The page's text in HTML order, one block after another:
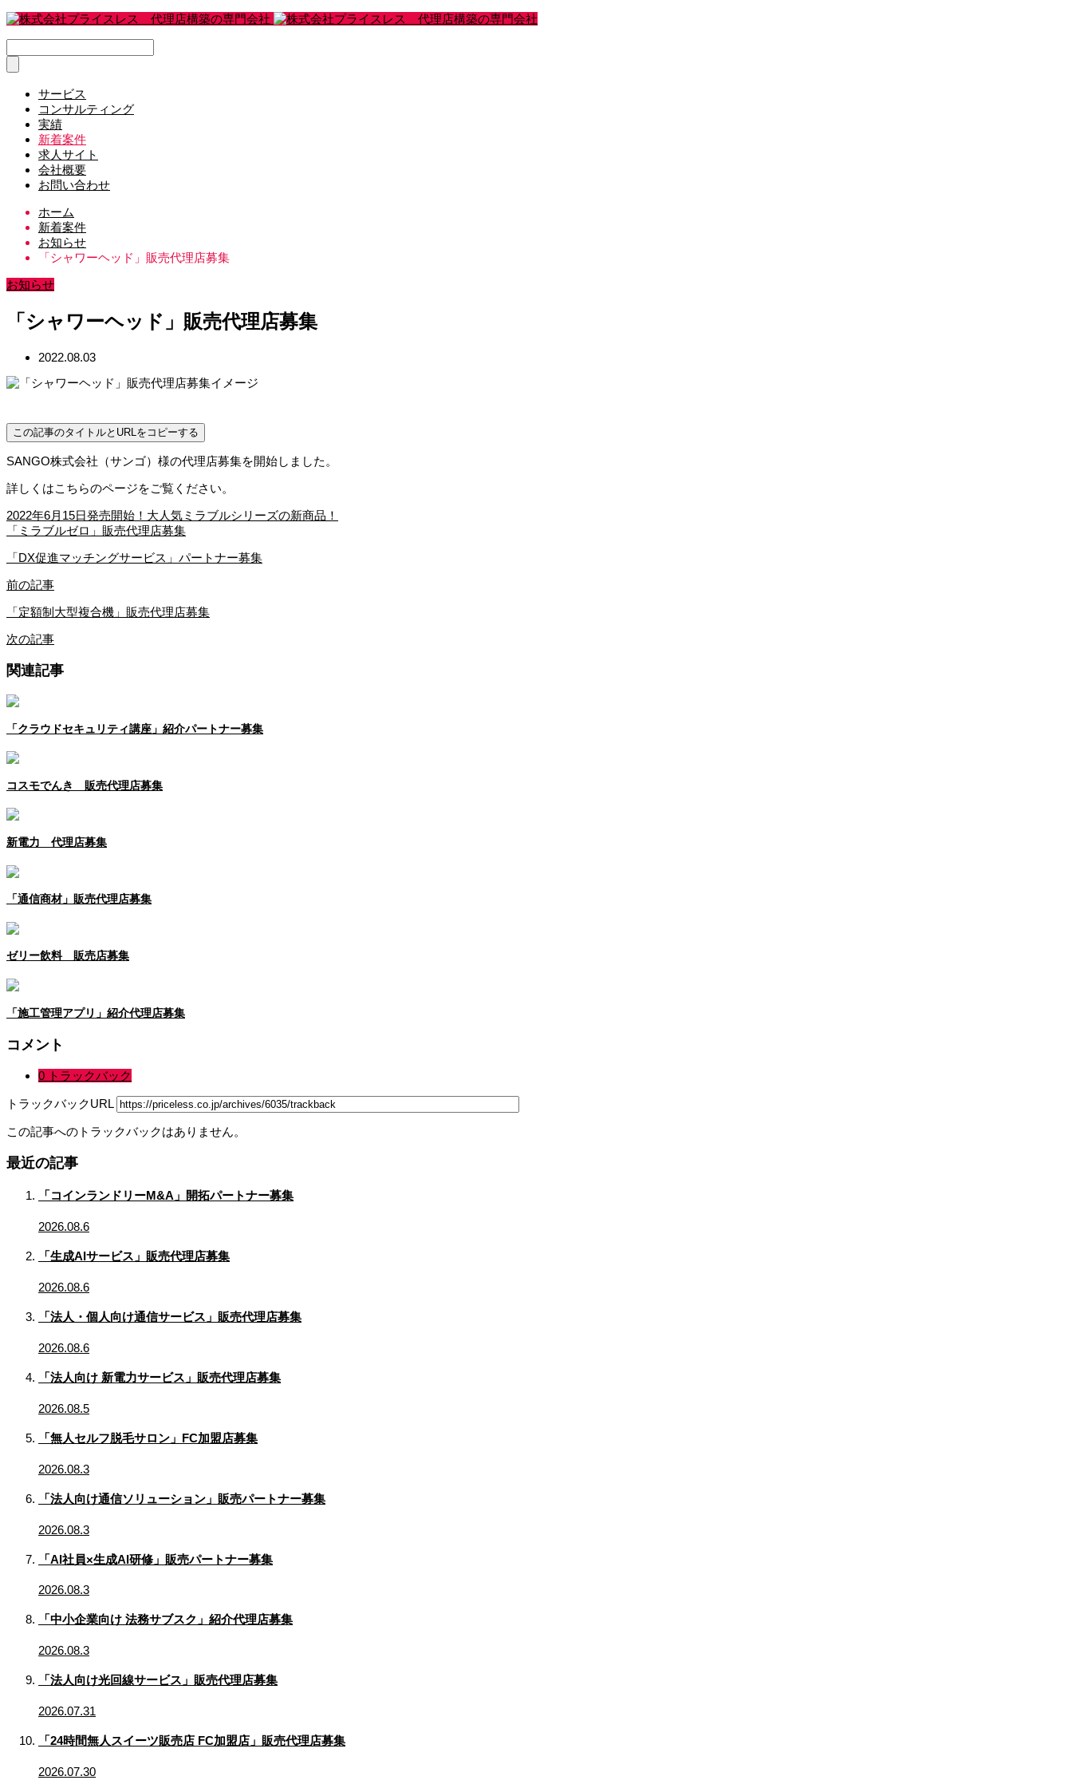
サービス
コンサルティング
実績
新着案件
求人サイト
会社概要
お問い合わせ
ホーム
新着案件
お知らせ
「シャワーヘッド」販売代理店募集
お知らせ
「シャワーヘッド」販売代理店募集
2022.08.03
この記事のタイトルとURLをコピーする
SANGO株式会社（サンゴ）様の代理店募集を開始しました。
詳しくはこちらのページをご覧ください。
2022年6月15日発売開始！大人気ミラブルシリーズの新商品！
「ミラブルゼロ」販売代理店募集
「DX促進マッチングサービス」パートナー募集
前の記事
「定額制大型複合機」販売代理店募集
次の記事
関連記事
「クラウドセキュリティ講座」紹介パートナー募集
コスモでんき 販売代理店募集
新電力 代理店募集
「通信商材」販売代理店募集
ゼリー飲料 販売店募集
「施工管理アプリ」紹介代理店募集
コメント
0 トラックバック
トラックバックURL
この記事へのトラックバックはありません。
最近の記事
「コインランドリーM&A」開拓パートナー募集
2026.08.6
「生成AIサービス」販売代理店募集
2026.08.6
「法人・個人向け通信サービス」販売代理店募集
2026.08.6
「法人向け 新電力サービス」販売代理店募集
2026.08.5
「無人セルフ脱毛サロン」FC加盟店募集
2026.08.3
「法人向け通信ソリューション」販売パートナー募集
2026.08.3
「AI社員×生成AI研修」販売パートナー募集
2026.08.3
「中小企業向け 法務サブスク」紹介代理店募集
2026.08.3
「法人向け光回線サービス」販売代理店募集
2026.07.31
「24時間無人スイーツ販売店 FC加盟店」販売代理店募集
2026.07.30